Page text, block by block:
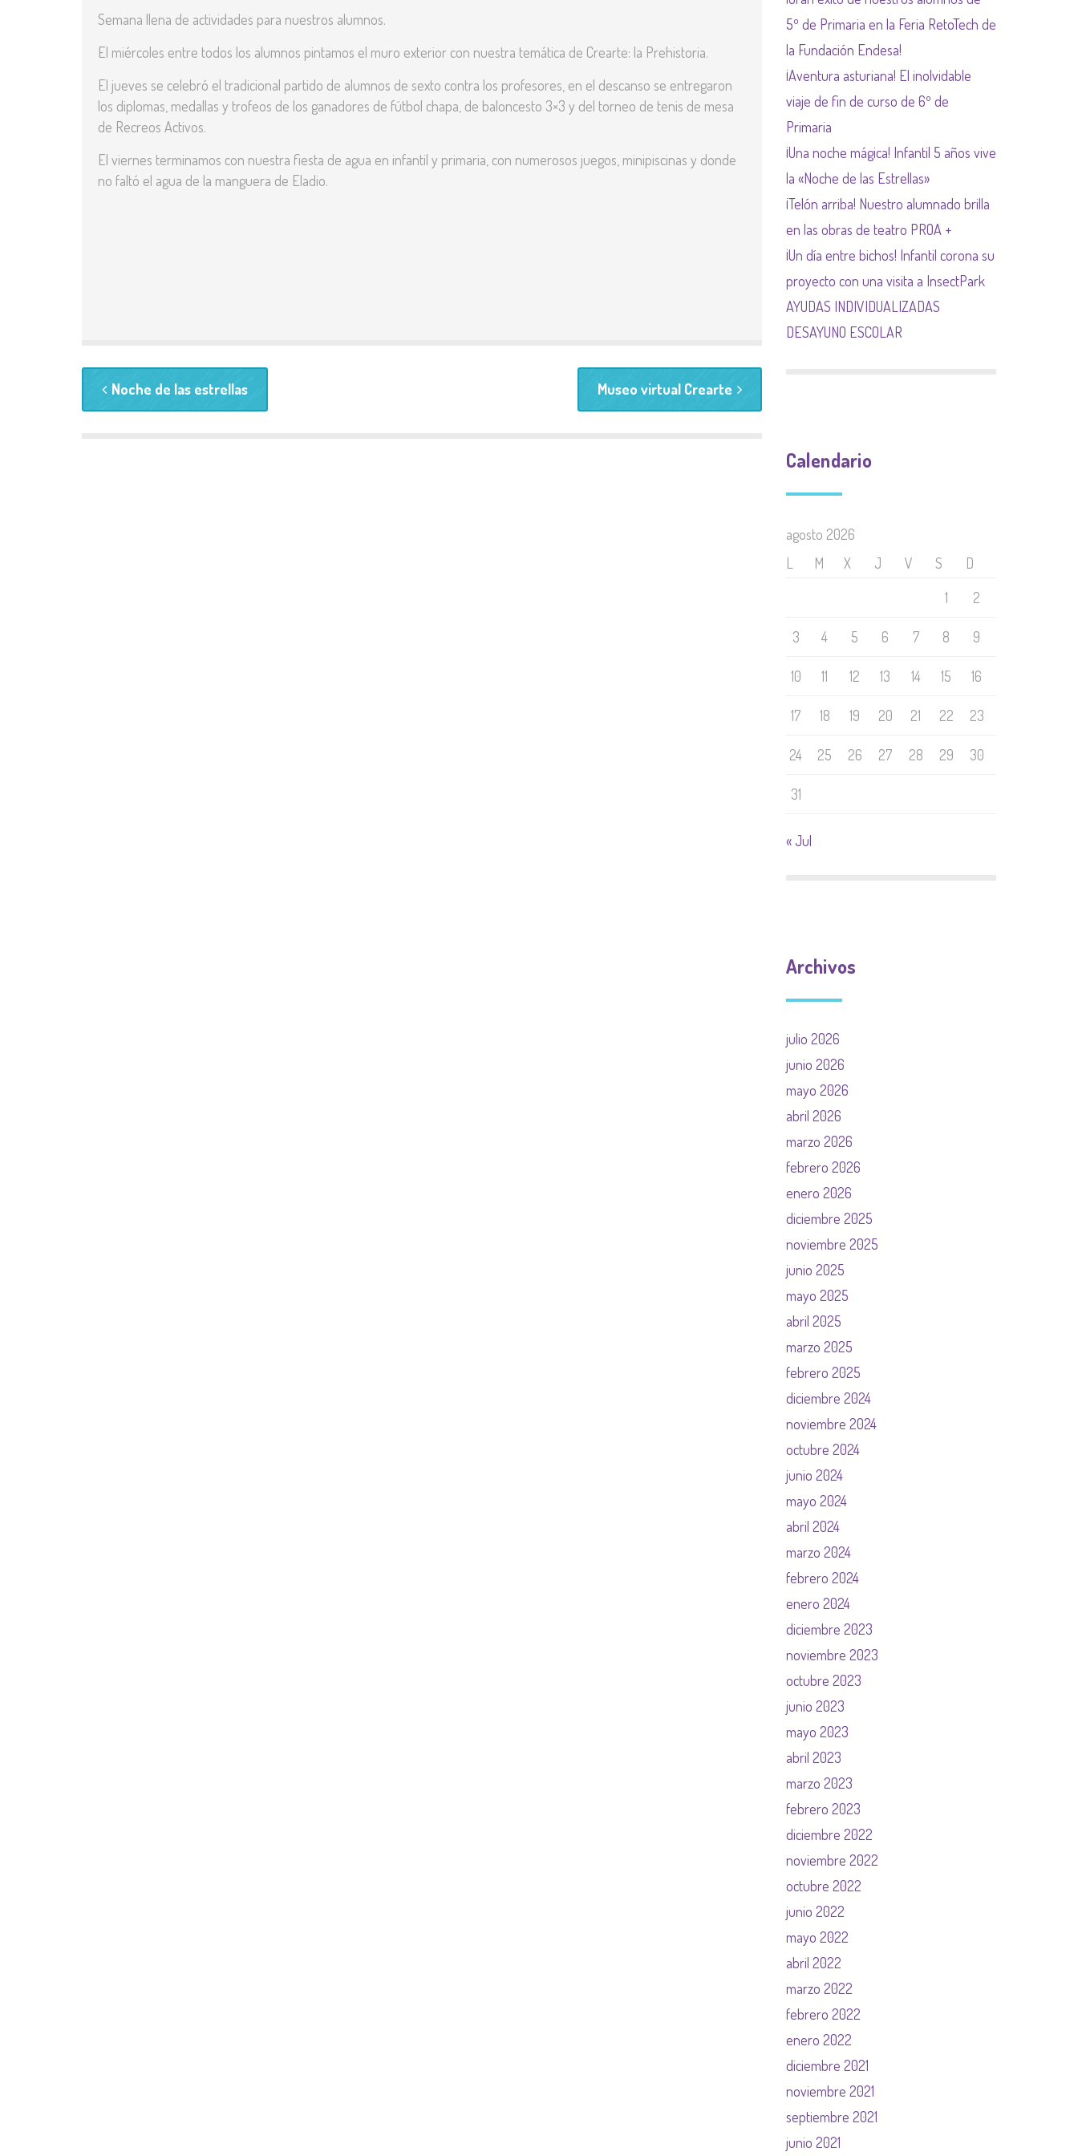
NORMAS NETIQUETA
Semana llena de actividades para nuestros alumnos.
El miércoles entre todos los alumnos pintamos el muro exterior con nuestra temática de Crearte: la Prehistoria.
El jueves se celebró el tradicional partido de alumnos de sexto contra los profesores, en el descanso se entregaron
los diplomas, medallas y trofeos de los ganadores de fútbol chapa, de baloncesto 3×3 y del torneo de tenis de mesa
de Recreos Activos.
El viernes terminamos con nuestra fiesta de agua en infantil y primaria, con numerosos juegos, minipiscinas y donde
no faltó el agua de la manguera de Eladio.
Noche de las estrellas Museo virtual Crearte
5º de Primaria en la Feria RetoTech de
la Fundación Endesa!
¡Aventura asturiana! El inolvidable
viaje de fin de curso de 6º de
Primaria
¡Una noche mágica! Infantil 5 años vive
la «Noche de las Estrellas»
¡Telón arriba! Nuestro alumnado brilla
en las obras de teatro PROA +
¡Un día entre bichos! Infantil corona su
proyecto con una visita a InsectPark
AYUDAS INDIVIDUALIZADAS
DESAYUNO ESCOLAR
Calendario
agosto 2026
L
M X J V S
D
1
2
3 4 5 6 7 8 9
10 11 12 13 14 15 16
17 18 19 20 21 22 23
24 25 26 27 28 29 30
31
« Jul
Archivos
julio 2026
junio 2026
mayo 2026
abril 2026
marzo 2026
febrero 2026
enero 2026
diciembre 2025
noviembre 2025
junio 2025
mayo 2025
abril 2025
marzo 2025
febrero 2025
diciembre 2024
noviembre 2024
octubre 2024
junio 2024
mayo 2024
abril 2024
marzo 2024
febrero 2024
enero 2024
diciembre 2023
noviembre 2023
octubre 2023
junio 2023
mayo 2023
abril 2023
marzo 2023
febrero 2023
diciembre 2022
noviembre 2022
octubre 2022
junio 2022
mayo 2022
abril 2022
marzo 2022
febrero 2022
enero 2022
diciembre 2021
noviembre 2021
septiembre 2021
junio 2021